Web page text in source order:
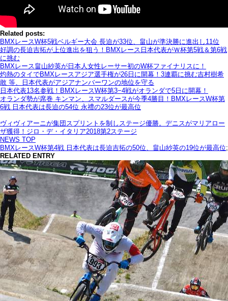
Related posts:
BMXレースW杯5戦ベルギー大会 長迫が33位、畠山が準決勝に進出し11位
好調の長迫吉拓が上位進出を狙う！BMXレース日本代表がＷ杯第5戦＆第6戦
に挑む
BMXレース畠山紗英が日本人女性レーサー初のW杯ファイナリスに！
灼熱のタイでBMXレースアジア選手権が26日に開幕！3連覇に挑む吉村樹希
敢 等、日本代表がアジアナンバーワンの地位を守る
日本代表13名参戦！BMXレースW杯第3−4戦がオランダで5日に開幕！
オランダ勢が席巻 キンマン、スマルダースが今季4勝目！BMXレースW杯第
6戦 日本代表は長迫の54位 永禮の23位が最高位
ヴィヴィアーニが集団スプリントを制しステージ優勝。デニスがマリアロー
ザ獲得！ジロ・デ・イタリア2018第2ステージ
NEWS TOP
BMXレースW杯第4戦 日本代表は長迫吉拓の50位、畠山紗英の19位が最高位;
RELATED ENTRY